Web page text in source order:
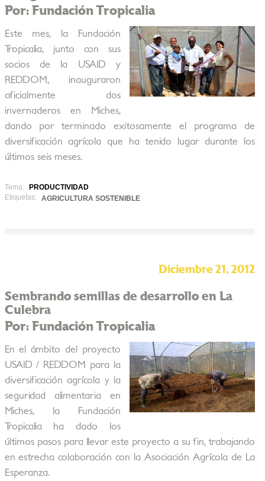
Por: Fundación Tropicalia
Este mes, la Fundación
Tropicalia, junto con sus
socios de la USAID y
REDDOM, inauguraron
oficialmente dos
invernaderos en Miches,
dando por terminado exitosamente el programa de
diversificación agrícola que ha tenido lugar durante los
últimos seis meses.
Tema:
PRODUCTIVIDAD
Etiquetas:
AGRICULTURA SOSTENIBLE
Diciembre 21, 2012
Sembrando semillas de desarrollo en La
Culebra
Por: Fundación Tropicalia
En el ámbito del proyecto
USAID / REDDOM para la
diversificación agrícola y la
seguridad alimentaria en
Miches, la Fundación
Tropicalia ha dado los
últimos pasos para llevar este proyecto a su fin, trabajando
en estrecha colaboración con la Asociación Agrícola de La
Esperanza.